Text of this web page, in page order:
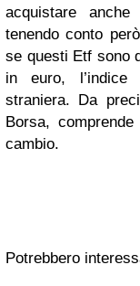
acquistare
tenendo conto
se questi Etf sono
in euro, l’indice
straniera. Da
Borsa,
cambio.
Potrebbero